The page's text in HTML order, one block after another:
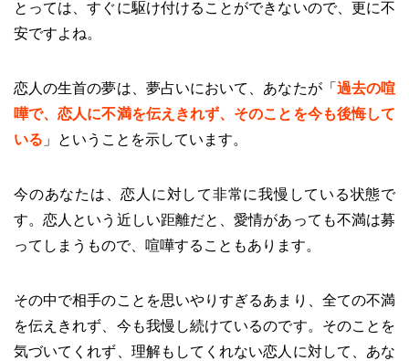
とっては、すぐに駆け付けることができないので、更に不
安ですよね。
恋人の生首の夢は、夢占いにおいて、あなたが「 過去の喧
嘩で、恋人に不満を伝えきれず、そのことを今も後悔して
いる 」ということを示しています。
今のあなたは、恋人に対して非常に我慢している状態で
す。恋人という近しい距離だと、愛情があっても不満は募
ってしまうもので、喧嘩することもあります。
その中で相手のことを思いやりすぎるあまり、全ての不満
を伝えきれず、今も我慢し続けているのです。そのことを
気づいてくれず、理解もしてくれない恋人に対して、あな